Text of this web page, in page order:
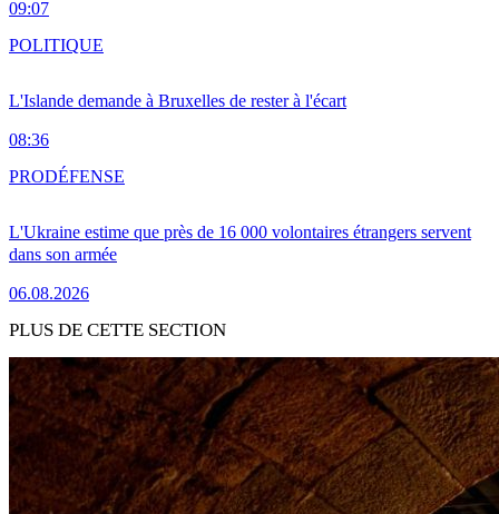
09:07
L'Islande demande à Bruxelles de rester à l'écart
08:36
POLITIQUE
L'Ukraine estime que près de 16 000 volontaires étrangers servent
dans son armée
06.08.2026
PRODÉFENSE
PLUS DE CETTE SECTION